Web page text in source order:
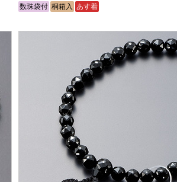
数珠袋付 桐箱入 あす着